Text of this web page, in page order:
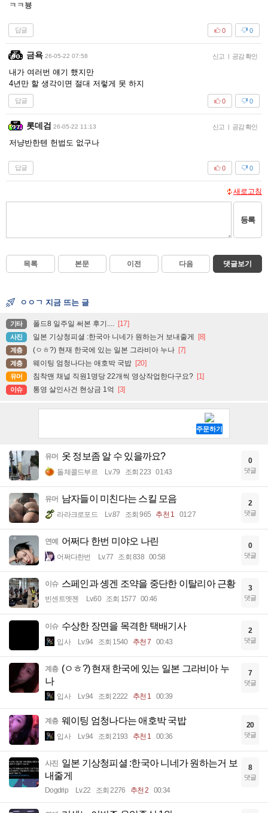
ㅋㅋ븅
답글 0
0
금욕 26-05-22 07:58 신고 공감 확인
내가 여러번 얘기 했지만
4년만 할 생각이면 절대 저렇게 못 하지
답글 0
0
롯데검 26-05-22 11:13 신고 공감 확인
저냥반한텐 헌법도 없구나
답글 0
0
새로고침
등록
목록 본문 이전 다음 댓글보기
ㅇㅇㄱ 지금 뜨는 글
기타 폴드8 일주일 써본 후기.... [17]
사진 일본 기상청피셜 :한국아 니네가 원하는거 보내줄게 [8]
계층 (ㅇㅎ?) 현재 한국에 있는 일본 그라비아 누나 [7]
계층 웨이팅 엄청나다는 애호박 국밥 [20]
유머 침착맨 채널 직원1명당 22개씩 영상작업한다구요? [1]
이슈 통영 살인사건 현상금 1억 [3]
유머 옷 정보좀 알 수 있을까요?
돌체콜드부르 Lv.79 조회 223 01:43
0
댓글
유머 남자들이 미친다는 스킬 모음
라라크로포드 Lv.87 조회 965 추천 1 01:27
2
댓글
연예 어쩌다 한번 미야오 나린
어쩌다한번 Lv.77 조회 838 00:58
0
댓글
이슈 스페인과 솅겐 조약을 중단한 이탈리아 근황
빈센트멧젠 Lv.60 조회 1577 00:46
3
댓글
이슈 수상한 장면을 목격한 택배기사
입사 Lv.94 조회 1540 추천 7 00:43
2
댓글
계층 (ㅇㅎ?) 현재 한국에 있는 일본 그라비아 누
나
입사 Lv.94 조회 2222 추천 1 00:39
7
댓글
계층 웨이팅 엄청나다는 애호박 국밥
입사 Lv.94 조회 2193 추천 1 00:36
20
댓글
사진 일본 기상청피셜 :한국아 니네가 원하는거 보
내줄게
Dogdrip Lv.22 조회 2276 추천 2 00:34
8
댓글